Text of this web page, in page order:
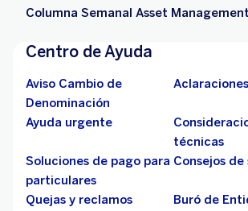
Columna Semanal Asset Management
Centro de Ayuda
Aviso Cambio de
Denominación
Aclaraciones
Ayuda urgente
técnicas
Soluciones de pago para
particulares
Consejos
Quejas y reclamos
Buró de